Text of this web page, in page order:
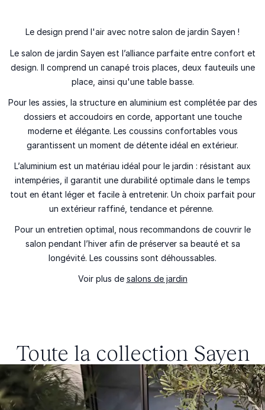
Le design prend l'air avec notre salon de jardin Sayen !
Le salon de jardin Sayen est l’alliance parfaite entre confort et
design. Il comprend un canapé trois places, deux fauteuils une
place, ainsi qu'une table basse.
Pour les assies, la structure en aluminium est complétée par des
dossiers et accoudoirs en corde, apportant une touche
moderne et élégante. Les coussins confortables vous
garantissent un moment de détente idéal en extérieur.
L’aluminium est un matériau idéal pour le jardin : résistant aux
intempéries, il garantit une durabilité optimale dans le temps
tout en étant léger et facile à entretenir. Un choix parfait pour
un extérieur raffiné, tendance et pérenne.
Pour un entretien optimal, nous recommandons de couvrir le
salon pendant l’hiver afin de préserver sa beauté et sa
longévité. Les coussins sont déhoussables.
Voir plus de salons de jardin
Toute la collection Sayen